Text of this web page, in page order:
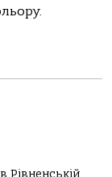
Рівненській